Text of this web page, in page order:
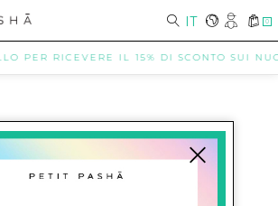
IT 0
PER RICEVERE IL 15% DI SCONTO SUI